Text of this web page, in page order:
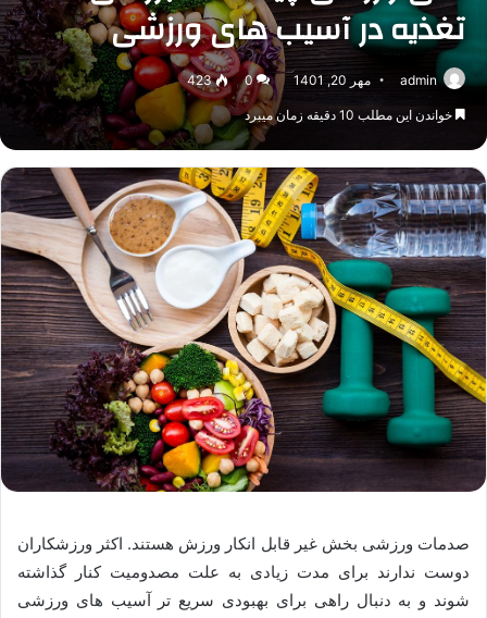
تغذیه در آسیب های ورزشی
admin مهر 20, 1401 0
423
خواندن این مطلب 10 دقیقه زمان میبرد
صدمات ورزشی بخش غیر قابل انکار ورزش هستند. اکثر ورزشکاران
دوست ندارند برای مدت زیادی به علت مصدومیت کنار گذاشته
شوند و به دنبال راهی برای بهبودی سریع تر آسیب های ورزشی